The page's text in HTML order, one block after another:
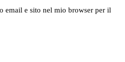
email e sito nel mio browser per il